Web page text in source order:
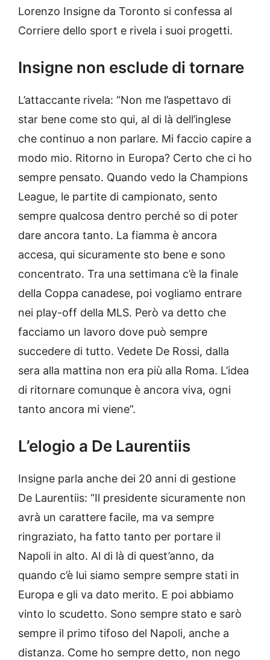
Lorenzo Insigne da Toronto si confessa al
Corriere dello sport e rivela i suoi progetti.
Insigne non esclude di tornare
L’attaccante rivela: “Non me l’aspettavo di
star bene come sto qui, al di là dell’inglese
che continuo a non parlare. Mi faccio capire a
modo mio. Ritorno in Europa? Certo che ci ho
sempre pensato. Quando vedo la Champions
League, le partite di campionato, sento
sempre qualcosa dentro perché so di poter
dare ancora tanto. La fiamma è ancora
accesa, qui sicuramente sto bene e sono
concentrato. Tra una settimana c’è la finale
della Coppa canadese, poi vogliamo entrare
nei play-off della MLS. Però va detto che
facciamo un lavoro dove può sempre
succedere di tutto. Vedete De Rossi, dalla
sera alla mattina non era più alla Roma. L’idea
di ritornare comunque è ancora viva, ogni
tanto ancora mi viene”.
L’elogio a De Laurentiis
Insigne parla anche dei 20 anni di gestione
De Laurentiis: “Il presidente sicuramente non
avrà un carattere facile, ma va sempre
ringraziato, ha fatto tanto per portare il
Napoli in alto. Al di là di quest’anno, da
quando c’è lui siamo sempre sempre stati in
Europa e gli va dato merito. E poi abbiamo
vinto lo scudetto. Sono sempre stato e sarò
sempre il primo tifoso del Napoli, anche a
distanza. Come ho sempre detto, non nego